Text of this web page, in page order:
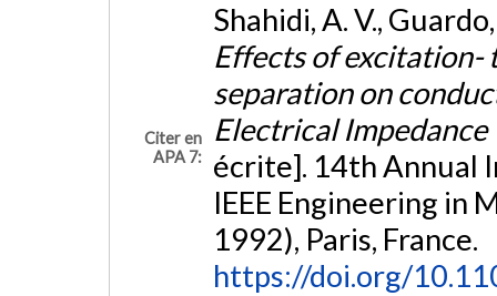
Citer en
APA 7:
Shahidi, A. V.,
Effects of excitation-
separation on
Electrical
écrite]. 14th Annual
IEEE Engineering in
1992), Paris, France.
https://doi.org/